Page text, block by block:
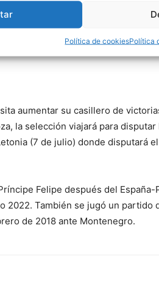
Política de cookiesPolítica
aumentar su casillero de
la selección viajará para
(7 de julio) donde disputará
Felipe después del
2022. También se jugó un partido
de 2018 ante Montenegro.